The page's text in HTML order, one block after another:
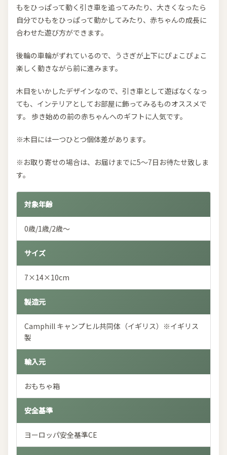
もをひっぱって動く引き車を追ってみたり、大きくなったら
自分でひもをひっぱって動かしてみたり、赤ちゃんの成長に
合わせた遊び方ができます。
後輪の車輪がずれているので、うさぎが上下にぴょこぴょこ
楽しく動きながら前に進みます。
木目をいかしたデザインなので、引き車として遊ばなくなっ
ても、インテリアとしてお部屋に飾ってみるものオススメで
す。 歩き始めの前の赤ちゃんへのギフトに人気です。
※木目には一つひとつ個体差があります。
※お取り寄せの場合は、お届けまでに5～7日お待たせ致しま
す。
対象年齢
0歳/1歳/2歳～
サイズ
7×14×10cm
製造元
Camphill キャンプヒル共同体（イギリス）※イギリス
製
輸入元
おもちゃ箱
安全基準
ヨーロッパ安全基準CE